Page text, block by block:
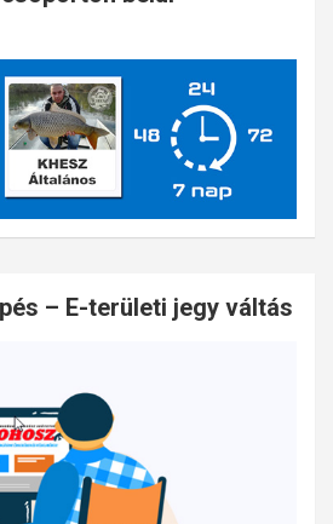
– E-területi jegy váltás